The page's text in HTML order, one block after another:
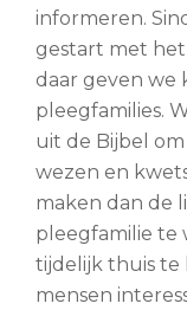
informeren.
gestart met
daar geven we
pleegfamilies.
uit de Bijbel
wezen en
maken dan de
pleegfamilie te
tijdelijk thuis te
mensen